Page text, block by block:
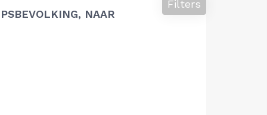
NAAR
Filters